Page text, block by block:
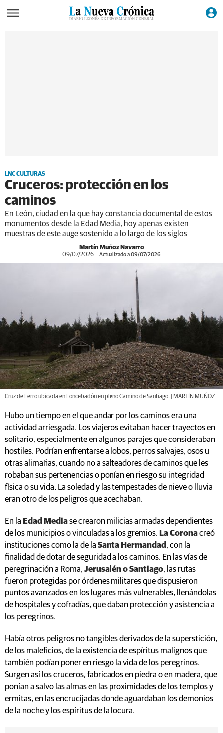
LNC CULTURAS
Cruceros: protección en los
caminos
En León, ciudad en la que hay constancia documental de estos
monumentos desde la Edad Media, hoy apenas existen
muestras de este auge sostenido a lo largo de los siglos
Martín Muñoz Navarro
09/07/2026 Actualizado a 09/07/2026
Cruz de Ferro ubicada en Foncebadón en pleno Camino de Santiago. | MARTÍN MUÑOZ
Hubo un tiempo en el que andar por los caminos era una
actividad arriesgada. Los viajeros evitaban hacer trayectos en
solitario, especialmente en algunos parajes que consideraban
hostiles. Podrían enfrentarse a lobos, perros salvajes, osos u
otras alimañas, cuando no a salteadores de caminos que les
robaban sus pertenencias o ponían en riesgo su integridad
física o su vida. La soledad y las tempestades de nieve o lluvia
eran otro de los peligros que acechaban.
En la Edad Mediase crearon milicias armadas dependientes
de los municipios o vinculadas a los gremios. La Coronacreó
instituciones como la de la Santa Hermandad , con la
finalidad de dotar de seguridad a los caminos. En las vías de
peregrinación a Roma, Jerusalén o Santiago, las rutas
fueron protegidas por órdenes militares que dispusieron
puntos avanzados en los lugares más vulnerables, llenándolas
de hospitales y cofradías, que daban protección y asistencia a
los peregrinos.
Había otros peligros no tangibles derivados de la superstición,
de los maleficios, de la existencia de espíritus malignos que
también podían poner en riesgo la vida de los peregrinos.
Surgen así los cruceros, fabricados en piedra o en madera, que
ponían a salvo las almas en las proximidades de los templos y
ermitas, en las encrucijadas donde aguardaban los demonios
de la noche y los espíritus de la locura.